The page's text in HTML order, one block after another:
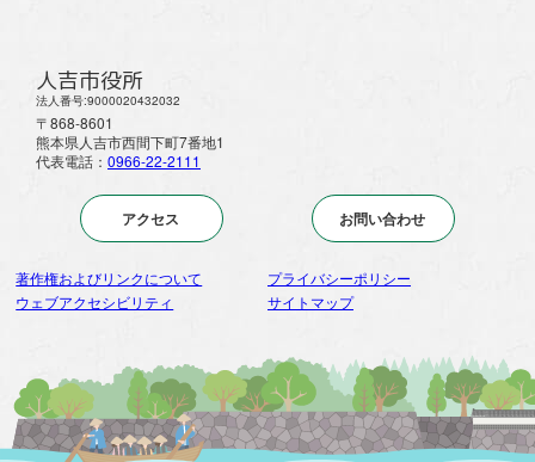
人吉市役所
法人番号:9000020432032
〒868-8601
熊本県人吉市西間下町7番地1
代表電話： 0966-22-2111
アクセス お問い合わせ
著作権およびリンクについて
プライバシーポリシー
ウェブアクセシビリティ
サイトマップ